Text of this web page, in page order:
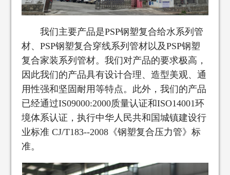
我们主要产品是PSP钢塑复合给水系列管
材、PSP钢塑复合穿线系列管材以及PSP钢塑
复合家装系列管材。我们对产品的要求极高，
因此我们的产品具有设计合理、造型美观、通
用性强和坚固耐用等特点。此外，我们的产品
已经通过IS09000:2000质量认证和ISO14001环
境体系认证，执行中华人民共和国城镇建设行
业标准 CJ/T183--2008《钢塑复合压力管》标
准。